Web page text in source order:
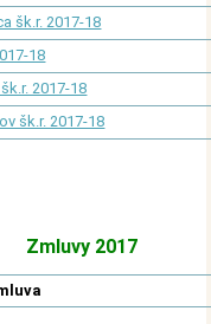
šk.r. 2017-18
18
2017-18
šk.r. 2017-18